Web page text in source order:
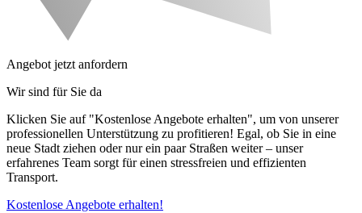
Angebot jetzt anfordern
Wir sind für Sie da
Klicken Sie auf "Kostenlose Angebote erhalten", um von unserer
professionellen Unterstützung zu profitieren! Egal, ob Sie in eine
neue Stadt ziehen oder nur ein paar Straßen weiter – unser
erfahrenes Team sorgt für einen stressfreien und effizienten
Transport.
Kostenlose Angebote erhalten!